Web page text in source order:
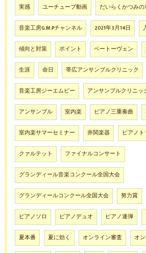
実感 ユーチューブ動画 だいらくかつみ
音楽工房G.M.Pチャンネル 2021年3月14日
傾向と対策 ポイント ベートーヴェン
生涯 命日 帯広アンサンブルクリニック
音楽工房ジーエムピー アンサンブルクリニッ
アンサンブル 室内楽 ピアノ三重奏曲
室内楽サマーセミナー 井関楽器 ピアノ
クァルテット ファイナルコンサート
グランディール音楽コンクール全国大会
グランディールコンクール全国大会 努力賞
ピアノソロ ピアノデュオ ピアノ連弾
夏本番 夏に効く オンライン審査 オ